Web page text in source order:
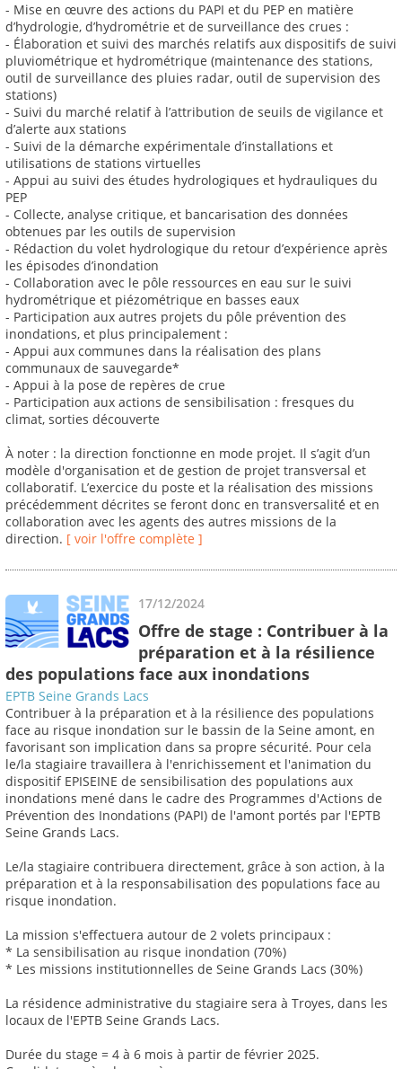
- Mise en œuvre des actions du PAPI et du PEP en matière
d’hydrologie, d’hydrométrie et de surveillance des crues :
- Élaboration et suivi des marchés relatifs aux dispositifs de suivi
pluviométrique et hydrométrique (maintenance des stations,
outil de surveillance des pluies radar, outil de supervision des
stations)
- Suivi du marché relatif à l’attribution de seuils de vigilance et
d’alerte aux stations
- Suivi de la démarche expérimentale d’installations et
utilisations de stations virtuelles
- Appui au suivi des études hydrologiques et hydrauliques du
PEP
- Collecte, analyse critique, et bancarisation des données
obtenues par les outils de supervision
- Rédaction du volet hydrologique du retour d’expérience après
les épisodes d’inondation
- Collaboration avec le pôle ressources en eau sur le suivi
hydrométrique et piézométrique en basses eaux
- Participation aux autres projets du pôle prévention des
inondations, et plus principalement :
- Appui aux communes dans la réalisation des plans
communaux de sauvegarde*
- Appui à la pose de repères de crue
- Participation aux actions de sensibilisation : fresques du
climat, sorties découverte
À noter : la direction fonctionne en mode projet. Il s’agit d’un
modèle d'organisation et de gestion de projet transversal et
collaboratif. L’exercice du poste et la réalisation des missions
précédemment décrites se feront donc en transversalité́ et en
collaboration avec les agents des autres missions de la
direction. [ voir l'offre complète ]
17/12/2024
Offre de stage : Contribuer à la
préparation et à la résilience
des populations face aux inondations
EPTB Seine Grands Lacs
Contribuer à la préparation et à la résilience des populations
face au risque inondation sur le bassin de la Seine amont, en
favorisant son implication dans sa propre sécurité. Pour cela
le/la stagiaire travaillera à l'enrichissement et l'animation du
dispositif EPISEINE de sensibilisation des populations aux
inondations mené dans le cadre des Programmes d'Actions de
Prévention des Inondations (PAPI) de l'amont portés par l'EPTB
Seine Grands Lacs.
Le/la stagiaire contribuera directement, grâce à son action, à la
préparation et à la responsabilisation des populations face au
risque inondation.
La mission s'effectuera autour de 2 volets principaux :
* La sensibilisation au risque inondation (70%)
* Les missions institutionnelles de Seine Grands Lacs (30%)
La résidence administrative du stagiaire sera à Troyes, dans les
locaux de l'EPTB Seine Grands Lacs.
Durée du stage = 4 à 6 mois à partir de février 2025.